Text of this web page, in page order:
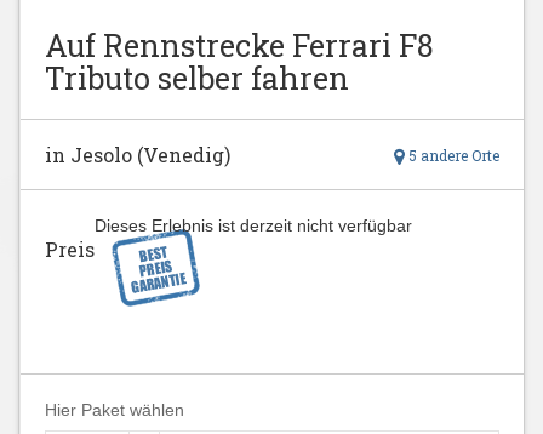
Auf Rennstrecke Ferrari F8
Tributo selber fahren
5 andere Orte
in Jesolo (Venedig)
Dieses Erlebnis ist derzeit nicht verfügbar
Preis
Hier Paket wählen